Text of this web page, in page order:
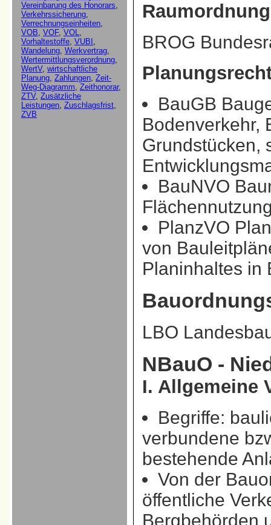
BROG
BauGB
Bodenverkehr,
Grundstücken,
BauNVO
PlanzVO
von
Planinhaltes in
LBO
NBauO -
I. Allgemeine
Begriffe:
verbundene
bestehende
Von der
öffentliche
Bergbehörden